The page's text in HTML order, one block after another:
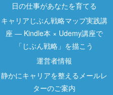
日の仕事があなたを育てる
キャリアじぶん戦略マップ実践講
座 ― Kindle本 × Udemy講座で
「じぶん戦略」を描こう
運営者情報
静かにキャリアを整えるメールレ
ターのご案内